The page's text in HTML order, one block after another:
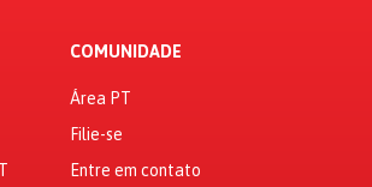
COMUNIDADE
Área PT
Filie-se
Entre em contato